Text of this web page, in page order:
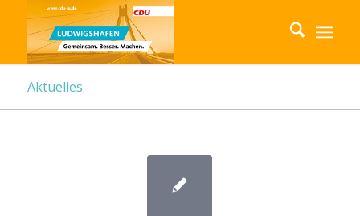
Aktuelles